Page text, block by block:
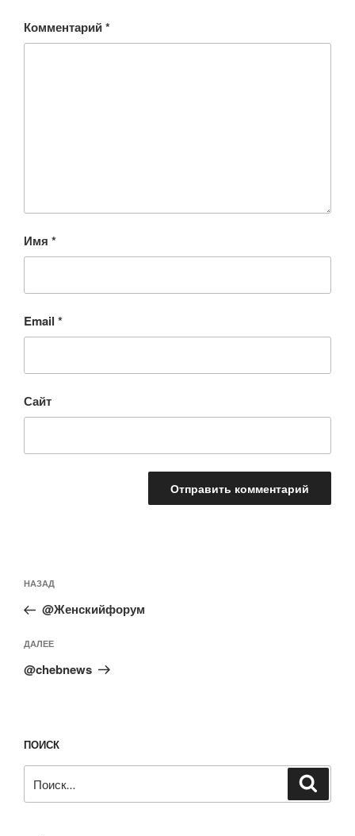
Комментарий*
Имя *
Email *
Сайт
по
записям
Предыдущая
запись:
НАЗАД
@Женскийфорум
Следующая
запись
ДАЛЕЕ
@chebnews
ПОИСК